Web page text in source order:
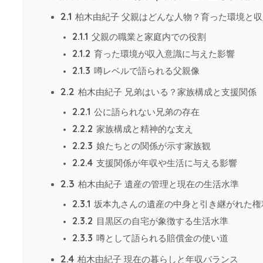
2.1 柏木由紀子 父親はどんな人物？育った環境と
2.1.1 父親の職業と家庭内での役割
2.1.2 育った環境が収入意識に与えた影響
2.1.3 噂レベルで語られる父親像
2.2 柏木由紀子 兄弟はいる？家族構成と支援関係
2.2.1 公に語られない兄弟の存在
2.2.2 家族構成と精神的な支え
2.2.3 娘たちとの関係が示す家族観
2.2.4 支援関係が年収や生活に与える影響
2.3 柏木由紀子 遺産の管理と現在の生活水準
2.3.1 坂本九さんの遺産の中身と引き継がれた権
2.3.2 目黒区の自宅が象徴する生活水準
2.3.3 噂として語られる賠償金の使い道
2.4 柏木由紀子 現在の暮らしと年収バランス